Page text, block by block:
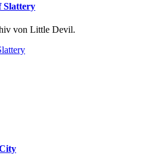
Slattery
von Little Devil.